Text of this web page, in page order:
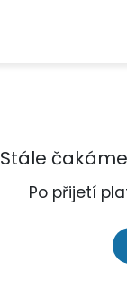
Stále
Po přijetí